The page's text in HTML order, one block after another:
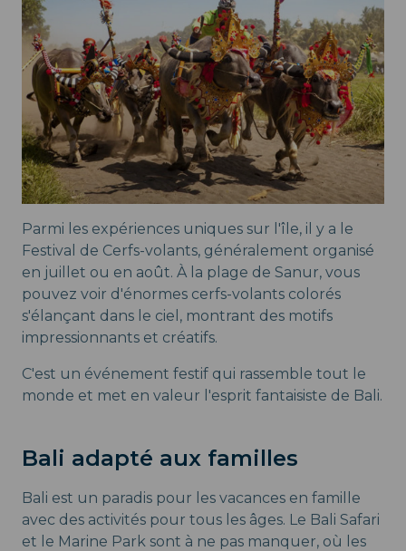
Parmi les expériences uniques sur l'île, il y a le
Festival de Cerfs-volants, généralement organisé
en juillet ou en août. À la plage de Sanur, vous
pouvez voir d'énormes cerfs-volants colorés
s'élançant dans le ciel, montrant des motifs
impressionnants et créatifs.
C'est un événement festif qui rassemble tout le
monde et met en valeur l'esprit fantaisiste de Bali.
Bali adapté aux familles
Bali est un paradis pour les vacances en famille
avec des activités pour tous les âges. Le Bali Safari
et le Marine Park sont à ne pas manquer, où les